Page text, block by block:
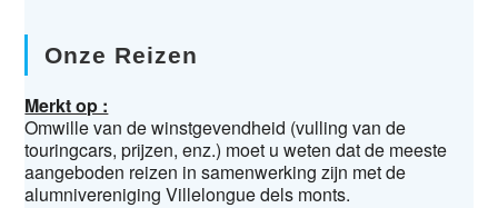
Onze Reizen
Merkt op :
Omwille van de winstgevendheid (vulling van de
touringcars, prijzen, enz.) moet u weten dat de meeste
aangeboden reizen in samenwerking zijn met de
alumnivereniging Villelongue dels monts.